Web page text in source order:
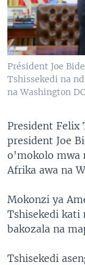
SÉCURITÉ
SCIENCE/
SPORTS
Président Joe
Tshissekedi na
na Washington
President Felix
president Joe
o'mokolo mwa
Afrika awa na
Mokonzi ya
Tshisekedi kati
bakozala na
Tshisekedi